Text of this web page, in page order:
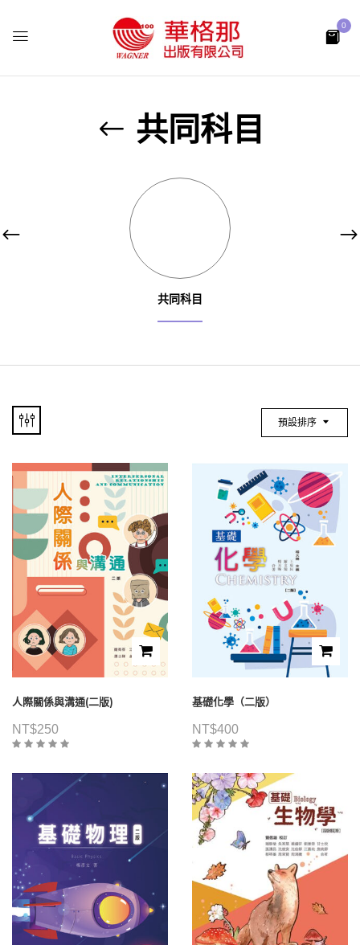
0
共同科目
共同科目
預設排序
人際關係與溝通(二版)
NT$250
基礎化學（二版）
NT$400